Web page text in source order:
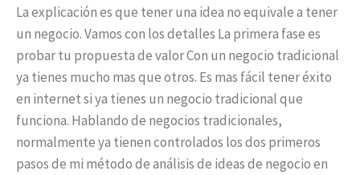
La explicación es que tener una idea no equivale a tener
un negocio. Vamos con los detalles La primera fase es
probar tu propuesta de valor Con un negocio tradicional
ya tienes mucho mas que otros. Es mas fácil tener éxito
en internet si ya tienes un negocio tradicional que
funciona. Hablando de negocios tradicionales,
normalmente ya tienen controlados los dos primeros
pasos de mi método de análisis de ideas de negocio en